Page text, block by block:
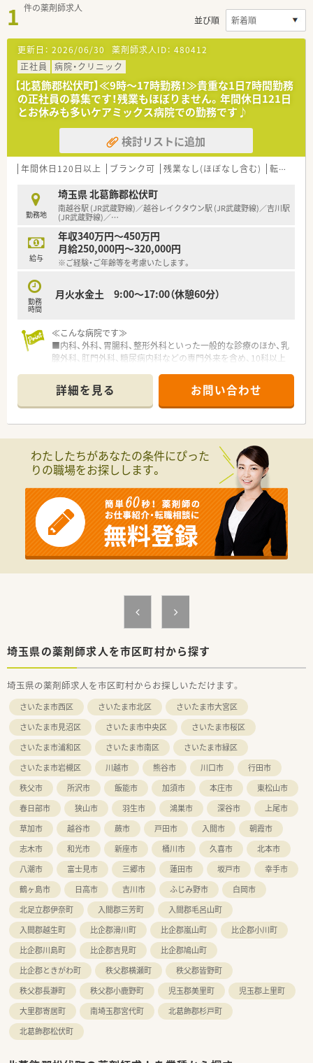
1 件の薬剤師求人
並び順
更新日： 2026/06/30 薬剤師求人ID： 480412
正社員
病院・クリニック
【北葛飾郡松伏町】≪9時～17時勤務！≫貴重な1日7時間勤務
の正社員の募集です！残業もほぼりません。年間休日121日
とお休みも多いケアミックス病院での勤務です♪
検討リストに追加
年間休日120日以上 ブランク可 残業なし(ほぼなし含む) 転勤なし
勤務地
埼玉県 北葛飾郡松伏町
南越谷駅 (JR武蔵野線)／越谷レイクタウン駅 (JR武蔵野線)／吉川駅
(JR武蔵野線)／…
給与
年収340万円～450万円
月給250,000円～320,000円
※ご経験・ご年齢等を考慮いたします。
勤務
時間
月火水金土 9:00〜17:00（休憩60分）
≪こんな病院です≫
■内科、外科、胃腸科、整形外科といった一般的な診療のほか、乳
腺外科、肛門外科、糖尿病内科などの専門外来を含め、10科以上
■総病床数82床（一般病床30床、療養病床52床）その他、介護医
療院48床を持つケアミックス病院です。
■病院内に介護医療院（長期的な医療と介護が必要な方向けの施
設）を併設しているほか、近隣には介護老人保健施設を運営して
■2018年11月に新病院へと生まれ変わり、明るく清潔感のある
空間が広がっています。もちろんバリアフリーにも対応してい
ます。
≪業務内容≫
■入院患者様の調剤、監査、服薬指導
■持参薬管理業務
■医薬品管理、医薬品情報管理
≪おすすめポイント≫
■9時～17時の1日7時間勤務です。
■院内に託児室を完備していますので、子育てとの両立も可能な
詳細を見る お問い合わせ
わたしたちがあなたの条件にぴった
りの職場をお探しします。
埼玉県の薬剤師求人を市区町村から探す
埼玉県の薬剤師求人を市区町村からお探しいただけます。
さいたま市西区 さいたま市北区
さいたま市大宮区
さいたま市見沼区
さいたま市中央区
さいたま市桜区
さいたま市浦和区
さいたま市南区
さいたま市緑区
さいたま市岩槻区
川越市 熊谷市 川口市
行田市
秩父市
所沢市 飯能市 加須市 本庄市
東松山市
春日部市
狭山市 羽生市 鴻巣市 深谷市
上尾市
草加市
越谷市 蕨市 戸田市 入間市
朝霞市
志木市
和光市 新座市 桶川市 久喜市
北本市
八潮市
富士見市 三郷市 蓮田市 坂戸市
幸手市
鶴ヶ島市
日高市 吉川市 ふじみ野市
白岡市
北足立郡伊奈町
入間郡三芳町
入間郡毛呂山町
入間郡越生町
比企郡滑川町 比企郡嵐山町
比企郡小川町
比企郡川島町
比企郡吉見町
比企郡鳩山町
比企郡ときがわ町
秩父郡横瀬町
秩父郡皆野町
秩父郡長瀞町
秩父郡小鹿野町 児玉郡美里町
児玉郡上里町
大里郡寄居町
南埼玉郡宮代町
北葛飾郡杉戸町
北葛飾郡松伏町